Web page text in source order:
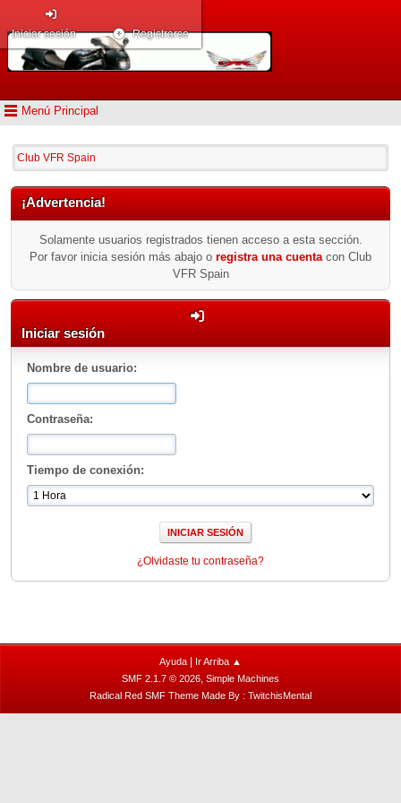
Menú Principal
Iniciar sesión Registrarse
Club VFR Spain
¡Advertencia!
Solamente usuarios registrados tienen acceso a esta sección.
Por favor inicia sesión más abajo o registra una cuenta con Club
VFR Spain
Iniciar sesión
Nombre de usuario:
Contraseña:
Tiempo de conexión:
¿Olvidaste tu contraseña?
Ayuda
Ir Arriba ▲
SMF 2.1.7 © 2026, Simple Machines
Radical Red SMF Theme Made By : TwitchisMental